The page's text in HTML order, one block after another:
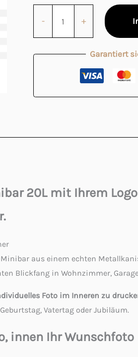
- +
Garantiert
20L mit Ihrem Logo
aus einem echten
Blickfang in Wohnzimmer,
Foto im Inneren zu
Vatertag oder Jubiläum.
innen Ihr Wunschfoto